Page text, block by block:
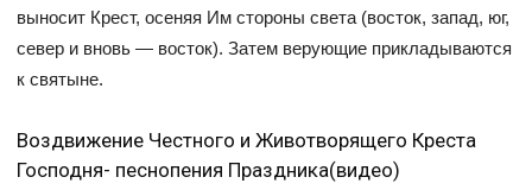
выносит Крест, осеняя Им стороны света (восток, запад, юг,
север и вновь — восток). Затем верующие прикладываются
к святыне.
Воздвижение Честного и Животворящего Креста
Господня- песнопения Праздника(видео)